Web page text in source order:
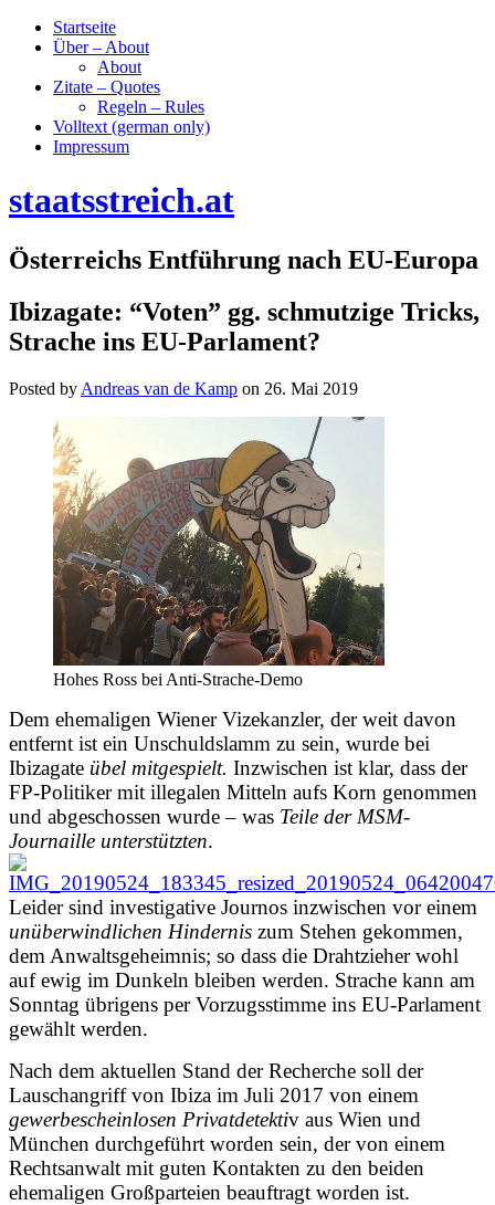
Startseite
Über – About
About
Zitate – Quotes
Regeln – Rules
Volltext (german only)
Impressum
staatsstreich.at
Österreichs Entführung nach EU-Europa
Ibizagate: “Voten” gg. schmutzige Tricks,
Strache ins EU-Parlament?
Posted by Andreas van de Kamp on 26. Mai 2019
Hohes Ross bei Anti-Strache-Demo
Dem ehemaligen Wiener Vizekanzler, der weit davon
entfernt ist ein Unschuldslamm zu sein, wurde bei
Ibizagate übel mitgespielt. Inzwischen ist klar, dass der
FP-Politiker mit illegalen Mitteln aufs Korn genommen
und abgeschossen wurde– was Teile der MSM-
Journaille unterstützten.
Leider sind investigative Journos inzwischen vor einem
unüberwindlichen Hindernis zum Stehen gekommen,
dem Anwaltsgeheimnis; so dass die Drahtzieher wohl
auf ewig im Dunkeln bleiben werden. Strache kann am
Sonntag übrigens per Vorzugsstimme ins EU-Parlament
gewählt werden.
Nach dem aktuellen Stand der Recherche soll der
Lauschangriff von Ibiza im Juli 2017 von einem
gewerbescheinlosen Privatdetektiv aus Wien und
München durchgeführt worden sein, der von einem
Rechtsanwalt mit guten Kontakten zu den beiden
ehemaligen Großparteien beauftragt worden ist.